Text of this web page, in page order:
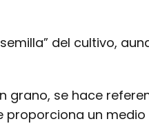
del cultivo,
grano, se hace
proporciona un